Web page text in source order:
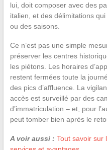
lui, doit composer avec des
italien, et des délimitations
ou des saisons.
Ce n’est pas une simple
préserver les centres
les piétons. Les horaires
restent fermées toute la
des pics d’affluence. La
accès est surveillé par des
d’immatriculation – et, pour
peut tomber bien après le
A voir aussi : Tout savoir sur